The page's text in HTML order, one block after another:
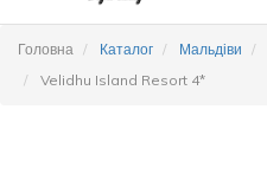
Головна Каталог Мальдіви
Velidhu Island Resort 4*